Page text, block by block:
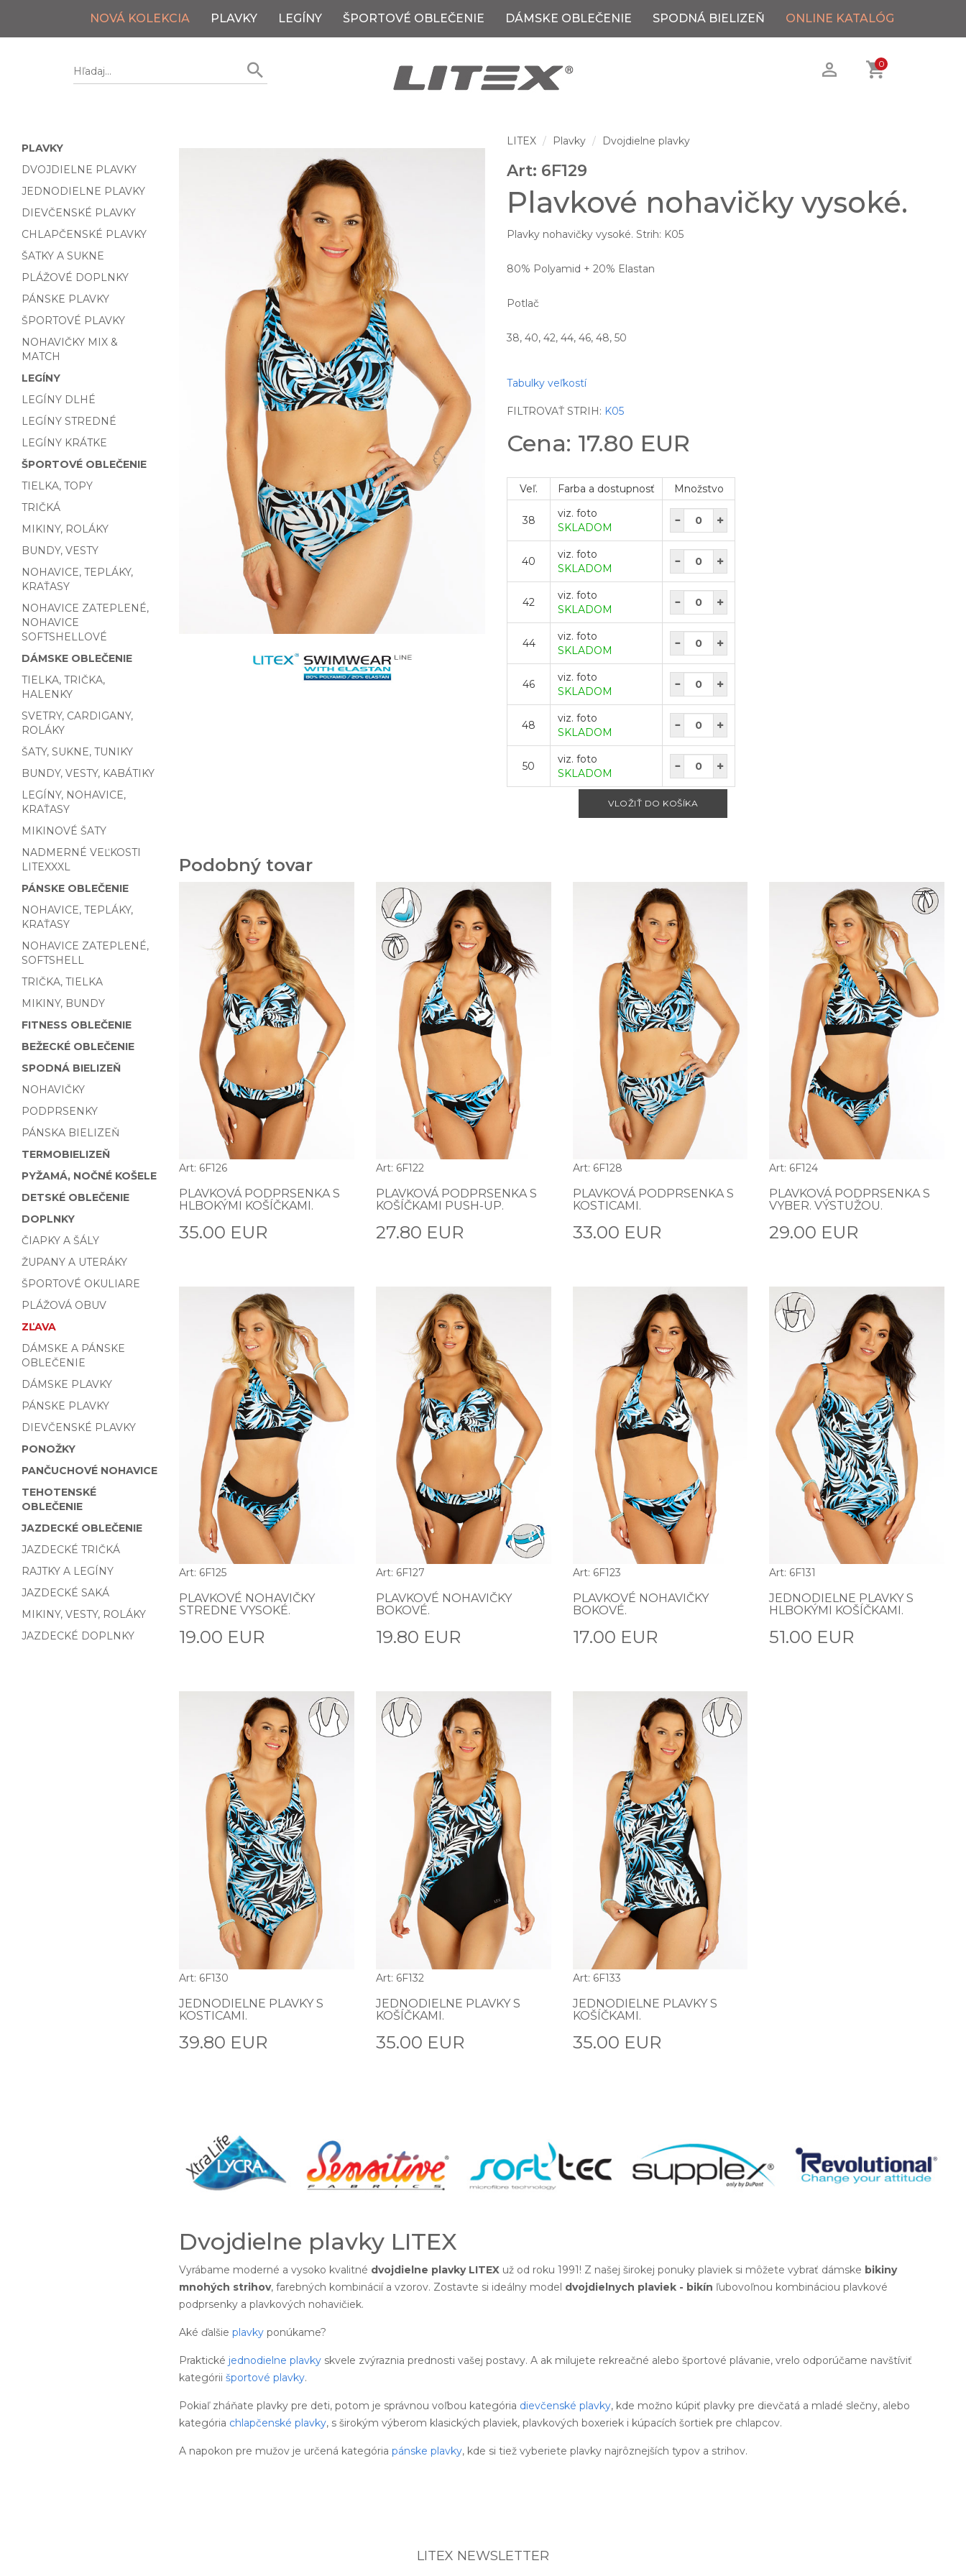
NOVÁ KOLEKCIA PLAVKY LEGÍNY ŠPORTOVÉ OBLEČENIE DÁMSKE OBLEČENIE SPODNÁ BIELIZEŇ ONLINE KATALÓG
0
PLAVKY
DVOJDIELNE PLAVKY
JEDNODIELNE PLAVKY
DIEVČENSKÉ PLAVKY
CHLAPČENSKÉ PLAVKY
ŠATKY A SUKNE
PLÁŽOVÉ DOPLNKY
PÁNSKE PLAVKY
ŠPORTOVÉ PLAVKY
NOHAVIČKY MIX &
MATCH
LEGÍNY
LEGÍNY DLHÉ
LEGÍNY STREDNÉ
LEGÍNY KRÁTKE
ŠPORTOVÉ OBLEČENIE
TIELKA, TOPY
TRIČKÁ
MIKINY, ROLÁKY
BUNDY, VESTY
NOHAVICE, TEPLÁKY,
KRAŤASY
NOHAVICE ZATEPLENÉ,
NOHAVICE
SOFTSHELLOVÉ
DÁMSKE OBLEČENIE
TIELKA, TRIČKA,
HALENKY
SVETRY, CARDIGANY,
ROLÁKY
ŠATY, SUKNE, TUNIKY
BUNDY, VESTY, KABÁTIKY
LEGÍNY, NOHAVICE,
KRAŤASY
MIKINOVÉ ŠATY
NADMERNÉ VEĽKOSTI
LITEXXXL
PÁNSKE OBLEČENIE
NOHAVICE, TEPLÁKY,
KRAŤASY
NOHAVICE ZATEPLENÉ,
SOFTSHELL
TRIČKA, TIELKA
MIKINY, BUNDY
FITNESS OBLEČENIE
BEŽECKÉ OBLEČENIE
SPODNÁ BIELIZEŇ
NOHAVIČKY
PODPRSENKY
PÁNSKA BIELIZEŇ
TERMOBIELIZEŇ
PYŽAMÁ, NOČNÉ KOŠELE
DETSKÉ OBLEČENIE
DOPLNKY
ČIAPKY A ŠÁLY
ŽUPANY A UTERÁKY
ŠPORTOVÉ OKULIARE
PLÁŽOVÁ OBUV
ZĽAVA
DÁMSKE A PÁNSKE
OBLEČENIE
DÁMSKE PLAVKY
PÁNSKE PLAVKY
DIEVČENSKÉ PLAVKY
PONOŽKY
PANČUCHOVÉ NOHAVICE
TEHOTENSKÉ
OBLEČENIE
JAZDECKÉ OBLEČENIE
JAZDECKÉ TRIČKÁ
RAJTKY A LEGÍNY
JAZDECKÉ SAKÁ
MIKINY, VESTY, ROLÁKY
JAZDECKÉ DOPLNKY
LITEX Plavky Dvojdielne plavky
Art: 6F129
Plavkové nohavičky vysoké.
Plavky nohavičky vysoké. Strih: K05
80% Polyamid + 20% Elastan
Potlač
38, 40, 42, 44, 46, 48, 50
Tabulky veľkostí
FILTROVAŤ STRIH: K05
Cena: 17.80 EUR
Veľ. Farba a dostupnosť Množstvo
38
viz. foto
SKLADOM
40
viz. foto
SKLADOM
42
viz. foto
SKLADOM
44
viz. foto
SKLADOM
46
viz. foto
SKLADOM
48
viz. foto
SKLADOM
50
viz. foto
SKLADOM
Podobný tovar
Art: 6F126
PLAVKOVÁ PODPRSENKA S
HLBOKÝMI KOŠÍČKAMI.
35.00 EUR
Art: 6F122
PLAVKOVÁ PODPRSENKA S
KOŠÍČKAMI PUSH-UP.
27.80 EUR
Art: 6F128
PLAVKOVÁ PODPRSENKA S
KOSTICAMI.
33.00 EUR
Art: 6F124
PLAVKOVÁ PODPRSENKA S
VYBER. VÝSTUŽOU.
29.00 EUR
Art: 6F125
PLAVKOVÉ NOHAVIČKY
STREDNE VYSOKÉ.
19.00 EUR
Art: 6F127
PLAVKOVÉ NOHAVIČKY
BOKOVÉ.
19.80 EUR
Art: 6F123
PLAVKOVÉ NOHAVIČKY
BOKOVÉ.
17.00 EUR
Art: 6F131
JEDNODIELNE PLAVKY S
HLBOKÝMI KOŠÍČKAMI.
51.00 EUR
Art: 6F130
JEDNODIELNE PLAVKY S
KOSTICAMI.
39.80 EUR
Art: 6F132
JEDNODIELNE PLAVKY S
KOŠÍČKAMI.
35.00 EUR
Art: 6F133
JEDNODIELNE PLAVKY S
KOŠÍČKAMI.
35.00 EUR
Dvojdielne plavky LITEX
Vyrábame moderné a vysoko kvalitné dvojdielne plavky LITEX už od roku 1991! Z našej širokej ponuky plaviek si môžete vybrať dámske bikiny
mnohých strihov, farebných kombinácií a vzorov. Zostavte si ideálny model dvojdielnych plaviek - bikín ľubovoľnou kombináciou plavkové
podprsenky a plavkových nohavičiek.
Aké ďalšie plavky ponúkame?
Praktické jednodielne plavky skvele zvýraznia prednosti vašej postavy. A ak milujete rekreačné alebo športové plávanie, vrelo odporúčame navštíviť
kategórii športové plavky.
Pokiaľ zháňate plavky pre deti, potom je správnou voľbou kategória dievčenské plavky, kde možno kúpiť plavky pre dievčatá a mladé slečny, alebo
kategória chlapčenské plavky, s širokým výberom klasických plaviek, plavkových boxeriek i kúpacích šortiek pre chlapcov.
A napokon pre mužov je určená kategória pánske plavky, kde si tiež vyberiete plavky najrôznejších typov a strihov.
LITEX NEWSLETTER